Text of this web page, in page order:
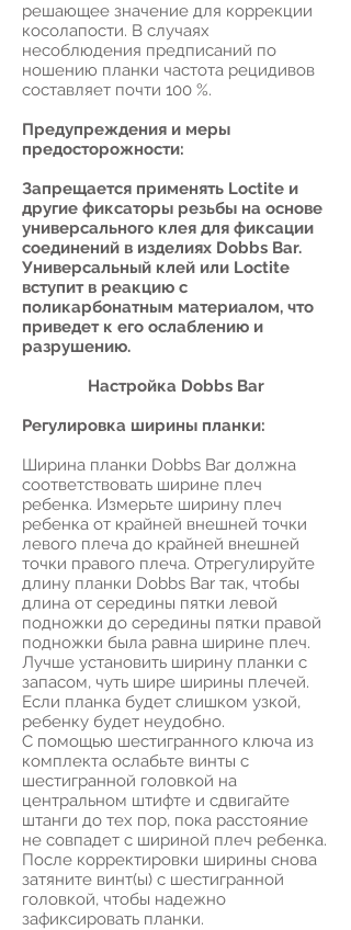
решающее значение для коррекции
косолапости. В случаях
несоблюдения предписаний по
ношению планки частота рецидивов
составляет почти 100 %.
Предупреждения и меры
предосторожности:
Запрещается применять Loctite и
другие фиксаторы резьбы на основе
универсального клея для фиксации
соединений в изделиях Dobbs Bar.
Универсальный клей или Loctite
вступит в реакцию с
поликарбонатным материалом, что
приведет к его ослаблению и
разрушению.
Настройка Dobbs Bar
Регулировка ширины планки:
Ширина планки Dobbs Bar должна
соответствовать ширине плеч
ребенка. Измерьте ширину плеч
ребенка от крайней внешней точки
левого плеча до крайней внешней
точки правого плеча. Отрегулируйте
длину планки Dobbs Bar так, чтобы
длина от середины пятки левой
подножки до середины пятки правой
подножки была равна ширине плеч.
Лучше установить ширину планки с
запасом, чуть шире ширины плечей.
Если планка будет слишком узкой,
ребенку будет неудобно.
С помощью шестигранного ключа из
комплекта ослабьте винты с
шестигранной головкой на
центральном штифте и сдвигайте
штанги до тех пор, пока расстояние
не совпадет с шириной плеч ребенка.
После корректировки ширины снова
затяните винт(ы) с шестигранной
головкой, чтобы надежно
зафиксировать планки.